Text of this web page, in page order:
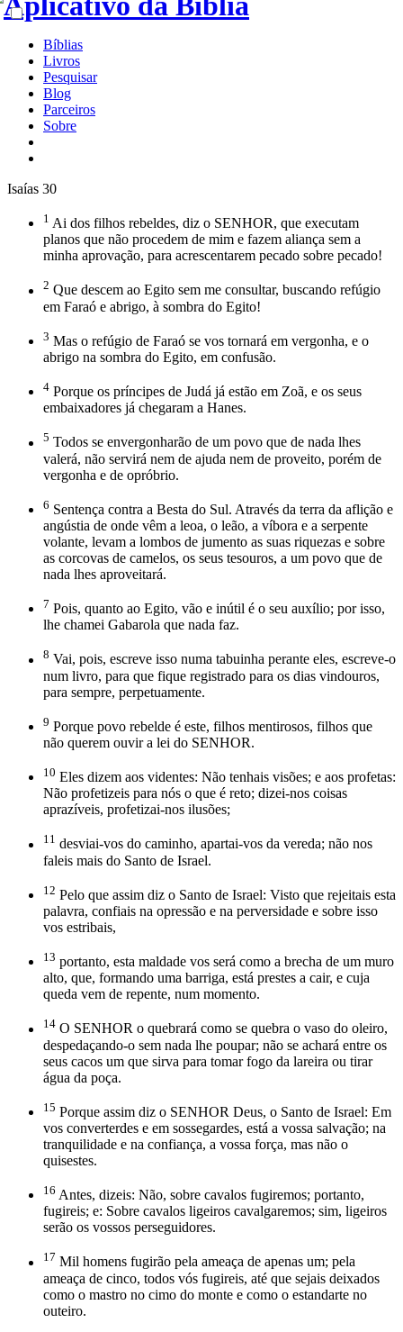
Bíblias
Livros
Pesquisar
Blog
Parceiros
Sobre
Isaías 30
1 Ai dos filhos rebeldes, diz o SENHOR, que executam
planos que não procedem de mim e fazem aliança sem a
minha aprovação, para acrescentarem pecado sobre pecado!
2 Que descem ao Egito sem me consultar, buscando refúgio
em Faraó e abrigo, à sombra do Egito!
3 Mas o refúgio de Faraó se vos tornará em vergonha, e o
abrigo na sombra do Egito, em confusão.
4 Porque os príncipes de Judá já estão em Zoã, e os seus
embaixadores já chegaram a Hanes.
5 Todos se envergonharão de um povo que de nada lhes
valerá, não servirá nem de ajuda nem de proveito, porém de
vergonha e de opróbrio.
6 Sentença contra a Besta do Sul. Através da terra da aflição e
angústia de onde vêm a leoa, o leão, a víbora e a serpente
volante, levam a lombos de jumento as suas riquezas e sobre
as corcovas de camelos, os seus tesouros, a um povo que de
nada lhes aproveitará.
7 Pois, quanto ao Egito, vão e inútil é o seu auxílio; por isso,
lhe chamei Gabarola que nada faz.
8 Vai, pois, escreve isso numa tabuinha perante eles, escreve-o
num livro, para que fique registrado para os dias vindouros,
para sempre, perpetuamente.
9 Porque povo rebelde é este, filhos mentirosos, filhos que
não querem ouvir a lei do SENHOR.
10 Eles dizem aos videntes: Não tenhais visões; e aos profetas:
Não profetizeis para nós o que é reto; dizei-nos coisas
aprazíveis, profetizai-nos ilusões;
11 desviai-vos do caminho, apartai-vos da vereda; não nos
faleis mais do Santo de Israel.
12 Pelo que assim diz o Santo de Israel: Visto que rejeitais esta
palavra, confiais na opressão e na perversidade e sobre isso
vos estribais,
13 portanto, esta maldade vos será como a brecha de um muro
alto, que, formando uma barriga, está prestes a cair, e cuja
queda vem de repente, num momento.
14 O SENHOR o quebrará como se quebra o vaso do oleiro,
despedaçando-o sem nada lhe poupar; não se achará entre os
seus cacos um que sirva para tomar fogo da lareira ou tirar
água da poça.
15 Porque assim diz o SENHOR Deus, o Santo de Israel: Em
vos converterdes e em sossegardes, está a vossa salvação; na
tranquilidade e na confiança, a vossa força, mas não o
quisestes.
16 Antes, dizeis: Não, sobre cavalos fugiremos; portanto,
fugireis; e: Sobre cavalos ligeiros cavalgaremos; sim, ligeiros
serão os vossos perseguidores.
17 Mil homens fugirão pela ameaça de apenas um; pela
ameaça de cinco, todos vós fugireis, até que sejais deixados
como o mastro no cimo do monte e como o estandarte no
outeiro.